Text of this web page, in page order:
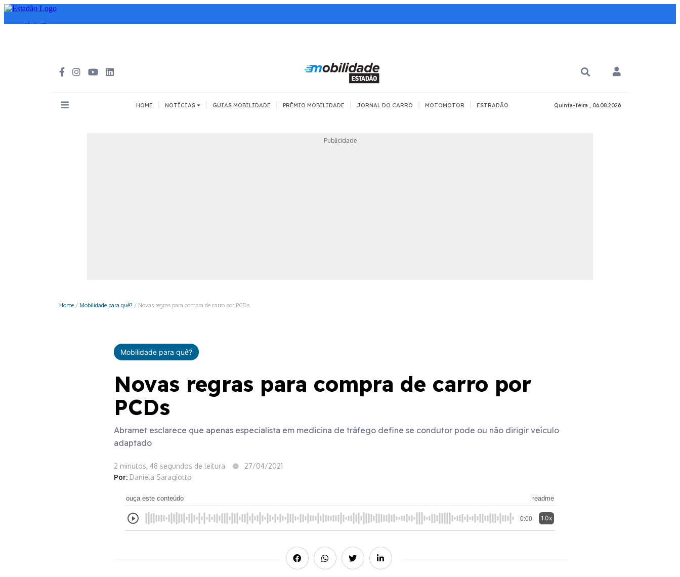
HOME NOTÍCIAS
Scooter elétrica
MOBILIDADE COM
SEGURANÇA
GUIAS MOBILIDADE PRÊMIO MOBILIDADE JORNAL DO CARRO MOTOMOTOR ESTRADÃO Quinta-feira , 06.08.2026
Publicidade
Home / Mobilidade para quê? / Novas regras para compra de carro por PCDs
Mobilidade para quê?
Novas regras para compra de carro por
PCDs
Abramet esclarece que apenas especialista em medicina de tráfego define se condutor pode ou não dirigir veículo
adaptado
2 minutos, 48 segundos de leitura
27/04/2021
Por: Daniela Saragiotto
ouça este conteúdo readme
0:00 1.0x